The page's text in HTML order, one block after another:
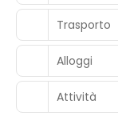
Trasporto
Alloggi
Attività